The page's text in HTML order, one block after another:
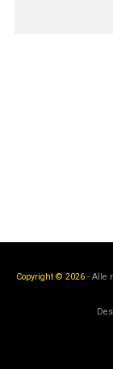
Copyright © 2026 - Alle